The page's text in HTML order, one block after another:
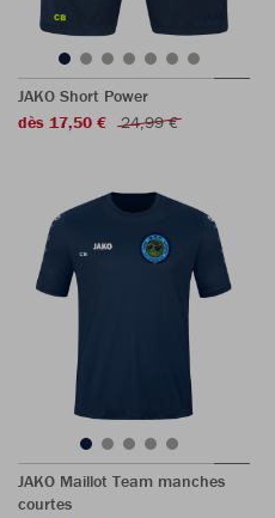
JAKO Short Power
dès 17,50 €
24,99 €
JAKO Maillot Team manches
courtes